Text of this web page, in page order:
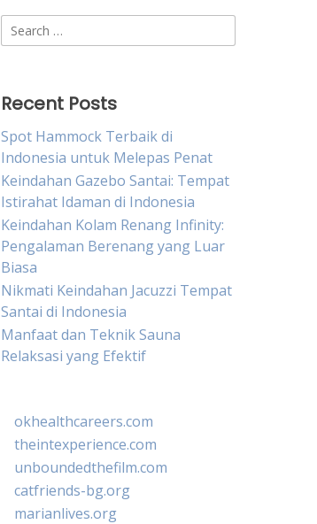
Search
for:
Recent Posts
Spot Hammock Terbaik di
Indonesia untuk Melepas Penat
Keindahan Gazebo Santai: Tempat
Istirahat Idaman di Indonesia
Keindahan Kolam Renang Infinity:
Pengalaman Berenang yang Luar
Biasa
Nikmati Keindahan Jacuzzi Tempat
Santai di Indonesia
Manfaat dan Teknik Sauna
Relaksasi yang Efektif
okhealthcareers.com
theintexperience.com
unboundedthefilm.com
catfriends-bg.org
marianlives.org